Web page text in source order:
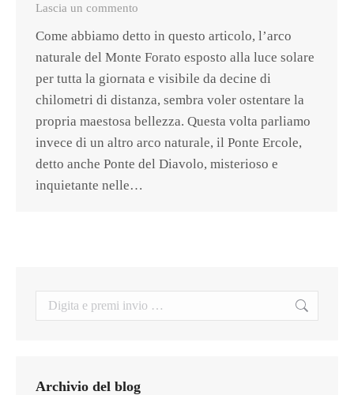
Lascia un commento
Come abbiamo detto in questo articolo, l’arco
naturale del Monte Forato esposto alla luce solare
per tutta la giornata e visibile da decine di
chilometri di distanza, sembra voler ostentare la
propria maestosa bellezza. Questa volta parliamo
invece di un altro arco naturale, il Ponte Ercole,
detto anche Ponte del Diavolo, misterioso e
inquietante nelle…
Search:
Archivio del blog